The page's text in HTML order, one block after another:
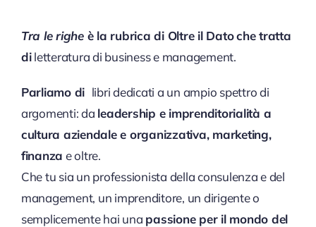
Tra le righeè la rubrica di Oltre il Datoche tratta
diletteratura di business e management.
Parliamodi libri dedicati a un ampio spettro di
argomenti: da leadership e imprenditorialità a
cultura aziendale e organizzativa, marketing,
finanza e oltre.
Che tu sia un professionista della consulenza e del
management, un imprenditore, un dirigente o
semplicemente hai una passione per il mondo del